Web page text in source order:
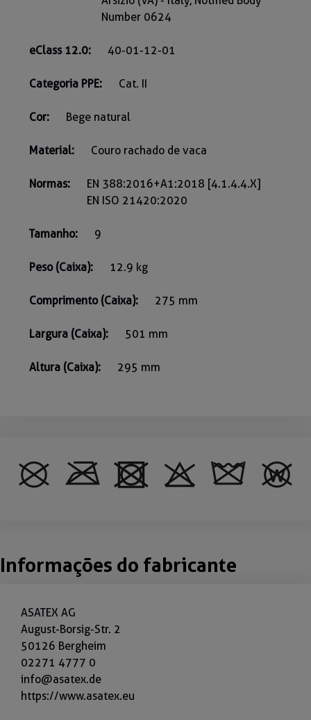
Number 0624
eClass 12.0: 40-01-12-01
Categoria PPE: Cat. II
Cor: Bege natural
Material: Couro rachado de vaca
Normas:
EN 388:2016+A1:2018 [4.1.4.4.X]
EN ISO 21420:2020
Tamanho: 9
Peso (Caixa): 12.9 kg
Comprimento (Caixa): 275 mm
Largura (Caixa): 501 mm
Altura (Caixa): 295 mm
Informações do fabricante
ASATEX AG
August-Borsig-Str. 2
50126 Bergheim
02271 4777 0
info@asatex.de
https://www.asatex.eu